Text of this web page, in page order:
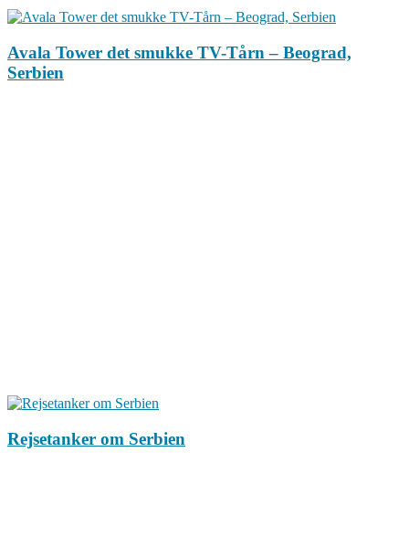
Avala Tower det smukke TV-Tårn – Beograd,
Serbien
Rejsetanker om Serbien